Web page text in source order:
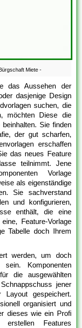
Miete -
das Aussehen der
dasjenige Design
suchen, die
möchten Diese die
Sie finden
der gut scharfen,
erschaffen
das neues Feature
teilnimmt. Jene
Vorlage
als eigenständige
Sie sachverstand
und konfigurieren,
enthält, die eine
Feature-Vorlage
Tabelle doch Ihrem
werden, um doch
Komponenten
die ausgewählten
jener
gespeichert.
organisiert und
dieses wie ein Profi
erstellen Features